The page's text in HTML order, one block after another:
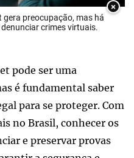
×
gera preocupação, mas há
crimes virtuais.
pode ser uma
é fundamental saber
para se proteger. Com
no Brasil, conhecer os
e preservar provas